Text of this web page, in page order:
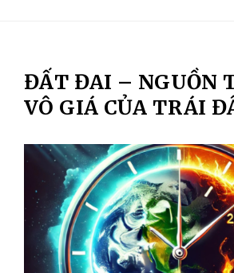
bất
động
sản:
hướng
giúp
nhà
đầu
tư
và
môi
giới
ĐẤT ĐAI – NGUỒN
VÔ GIÁ CỦA TRÁI